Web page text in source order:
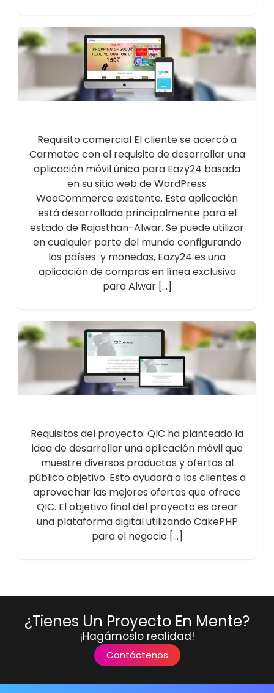
Requisito comercial El cliente se acercó a
Carmatec con el requisito de desarrollar una
aplicación móvil única para Eazy24 basada
en su sitio web de WordPress
WooCommerce existente. Esta aplicación
está desarrollada principalmente para el
estado de Rajasthan-Alwar. Se puede utilizar
en cualquier parte del mundo configurando
los países. y monedas, Eazy24 es una
aplicación de compras en línea exclusiva
para Alwar […]
Requisitos del proyecto: QIC ha planteado la
idea de desarrollar una aplicación móvil que
muestre diversos productos y ofertas al
público objetivo. Esto ayudará a los clientes a
aprovechar las mejores ofertas que ofrece
QIC. El objetivo final del proyecto es crear
una plataforma digital utilizando CakePHP
para el negocio […]
¿Tienes Un Proyecto En Mente?
¡Hagámoslo realidad!
Contáctenos